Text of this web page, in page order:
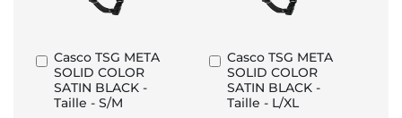
Casco TSG META
SOLID COLOR
SATIN BLACK -
Taille - S/M
Aggiungi
al
Carrello
Casco TSG META
SOLID COLOR
SATIN BLACK -
Taille - L/XL
Aggiungi
al
Carrello